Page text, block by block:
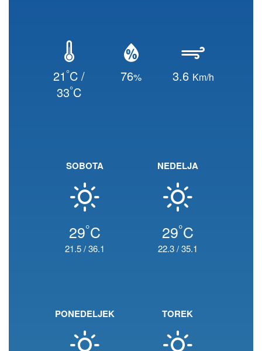
21°C /
33°C
76% 3.6 Km/h
SOBOTA
29°C
21.5/36.1
NEDELJA
29°C
22.3/35.1
PONEDELJEK TOREK